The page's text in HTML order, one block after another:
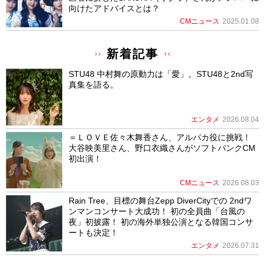
向けたアドバイスとは？
CMニュース 2025.01.08
新着記事
STU48 中村舞の原動力は「愛」。STU48と2nd写
真集を語る。
エンタメ 2026.08.04
＝ＬＯＶＥ佐々木舞香さん、アルパカ役に挑戦！
大谷映美里さん、野口衣織さんがソフトバンクCM
初出演！
CMニュース 2026.08.03
Rain Tree、目標の舞台Zepp DiverCityでの 2ndワ
ンマンコンサート大成功！ 初の全員曲「台風の
夜」初披露！ 初の海外単独公演となる韓国コンサ
ートも決定！
エンタメ 2026.07.31